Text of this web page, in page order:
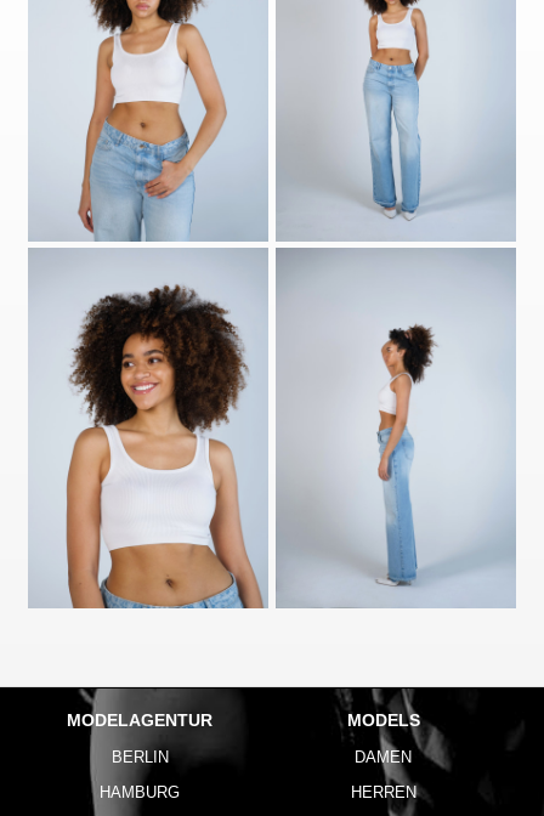
MODELAGENTUR
BERLIN
HAMBURG
MODELS
DAMEN
HERREN